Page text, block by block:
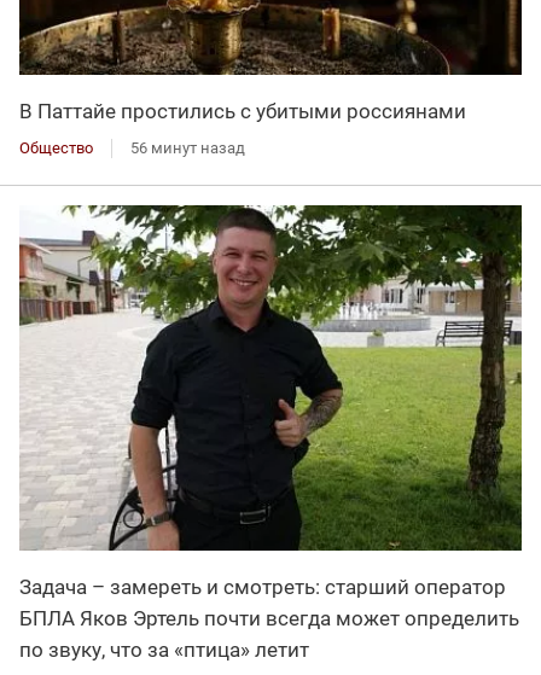
В Паттайе простились с убитыми россиянами
Общество 56 минут назад
Задача – замереть и смотреть: старший оператор
БПЛА Яков Эртель почти всегда может определить
по звуку, что за «птица» летит